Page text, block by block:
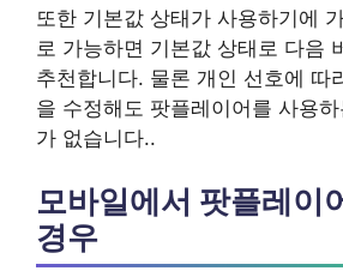
또한 기본값 상태가 사용하기에
로 가능하면 기본값 상태로 다음
추천합니다. 물론 개인 선호에 따
을 수정해도 팟플레이어를 사용
가 없습니다..
모바일에서 팟플레이
경우